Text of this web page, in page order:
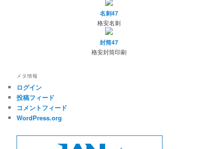
名刺47
格安名刺
封筒47
格安封筒印刷
メタ情報
ログイン
投稿フィード
コメントフィード
WordPress.org